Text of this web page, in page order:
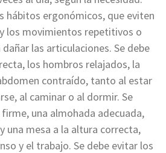
hábitos ergonómicos, que eviten
los movimientos repetitivos o
las articulaciones. Se debe
los hombros relajados, la
contraído, tanto al estar
al caminar o al dormir. Se
una almohada adecuada,
una mesa a la altura correcta,
y el trabajo. Se debe evitar los